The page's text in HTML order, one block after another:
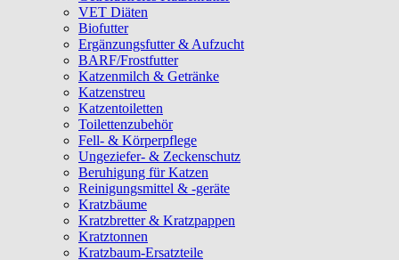
VET Diäten
Biofutter
Ergänzungsfutter & Aufzucht
BARF/Frostfutter
Katzenmilch & Getränke
Katzenstreu
Katzentoiletten
Toilettenzubehör
Fell- & Körperpflege
Ungeziefer- & Zeckenschutz
Beruhigung für Katzen
Reinigungsmittel & -geräte
Kratzbäume
Kratzbretter & Kratzpappen
Kratztonnen
Kratzbaum-Ersatzteile